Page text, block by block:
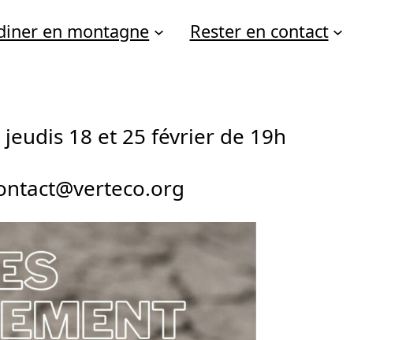
en montagne Rester en contact
18 et 25 février de 19h